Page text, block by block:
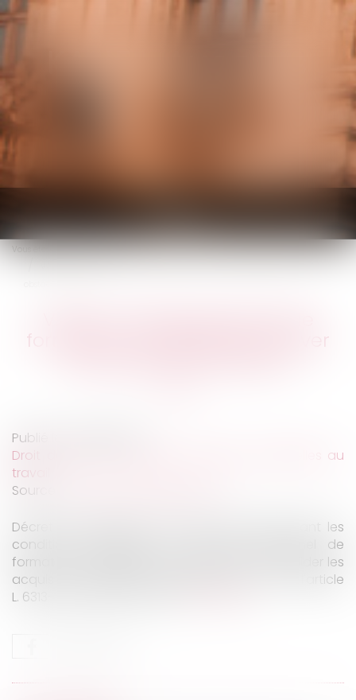
KALIFA Avocats
Ouvrir
le
menu
Vous êtes ici :Accueil
formation : un décret pour lever
Publié le :
Droit du travail - Salariés
Relation individuelles au
travail
Source :
Décret n°2025-663 du 18 juillet 2025 définissant les
conditions d'éligibilité au compte personnel de
formation des actions permettant de faire valider les
acquis de l'expérience mentionnées au 3° de l'article
L. 6313-1 du code du travail...